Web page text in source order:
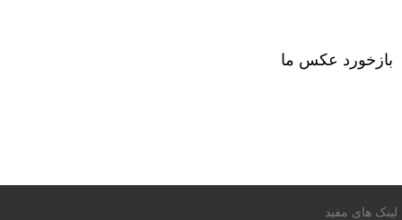
بازخورد عکس ما
لینک های مفید